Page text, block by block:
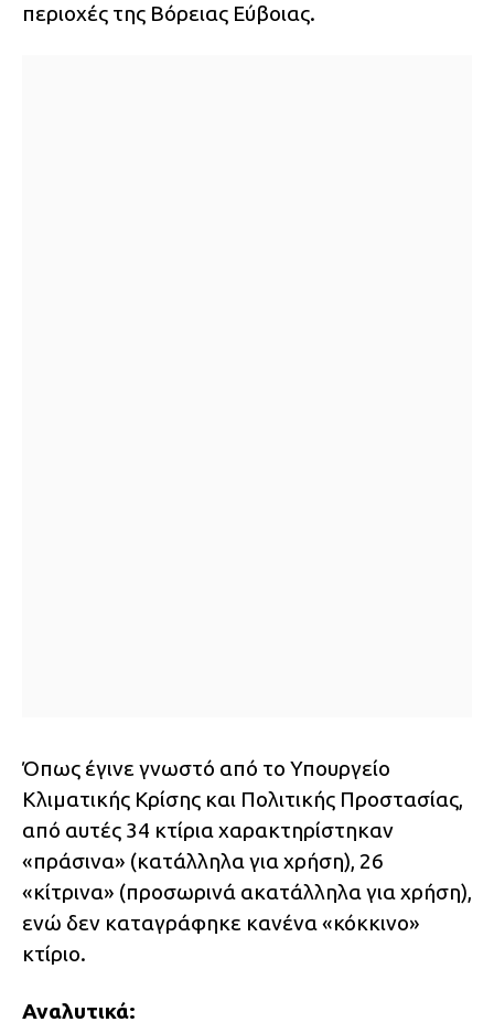
περιοχές της Βόρειας Εύβοιας.
Όπως έγινε γνωστό από το Υπουργείο
Κλιματικής Κρίσης και Πολιτικής Προστασίας,
από αυτές 34 κτίρια χαρακτηρίστηκαν
«πράσινα» (κατάλληλα για χρήση), 26
«κίτρινα» (προσωρινά ακατάλληλα για χρήση),
ενώ δεν καταγράφηκε κανένα «κόκκινο»
κτίριο.
Αναλυτικά: